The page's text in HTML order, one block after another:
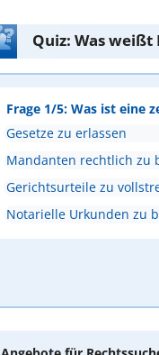
Quiz: Was
Frage 1/5: Was ist eine
Gesetze zu erlassen
Mandanten rechtlich zu
Gerichtsurteile zu
Notarielle Urkunden zu